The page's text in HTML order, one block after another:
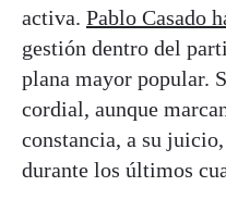
activa. Pablo Casado
gestión dentro del
plana mayor popular.
cordial, aunque
constancia, a su
durante los últimos